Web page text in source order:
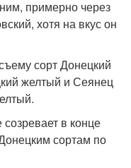
примерно через
хотя на вкус он
сорт Донецкий
желтый и Сеянец
в конце
сортам по